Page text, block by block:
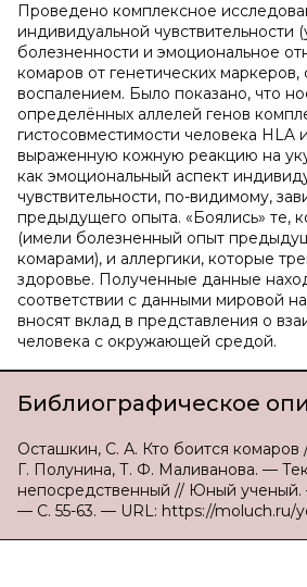
Проведено комплексное
индивидуальной чувствительности
болезненности и эмоциональное
комаров от генетических маркеров,
воспалением. Было показано, что
определённых аллелей генов
гистосовместимости человека HLA
выраженную кожную реакцию на
как эмоциональный аспект
чувствительности, по-видимому,
предыдущего опыта. «Боялись» те,
(имели болезненный опыт
комарами), и аллергики, которые
здоровье. Полученные данные
соответствии с данными мировой
вносят вклад в представления о
человека с окружающей средой.
Библиографическое
Осташкин, С. А. Кто боится
Г. Полунина, Т. Ф. Маливанова. —
непосредственный // Юный
— С. 55-63. — URL: https://moluch.ru/